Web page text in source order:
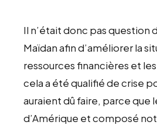
Il n’était donc pas question
Maïdan afin d’améliorer la
ressources financières et
cela a été qualifié de crise
auraient dû faire, parce que
d’Amérique et composé